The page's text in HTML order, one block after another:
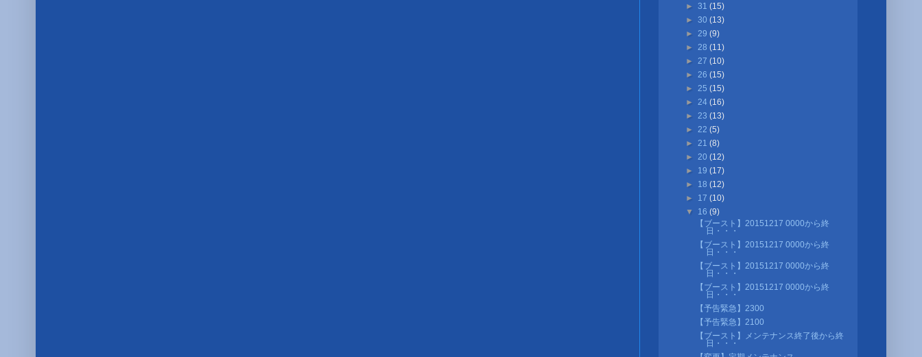
► 31 (15)
► 30 (13)
► 29 (9)
► 28 (11)
► 27 (10)
► 26 (15)
► 25 (15)
► 24 (16)
► 23 (13)
► 22 (5)
► 21 (8)
► 20 (12)
► 19 (17)
► 18 (12)
► 17 (10)
▼ 16 (9)
【ブースト】20151217 0000から終
日・・・
【ブースト】20151217 0000から終
日・・・
【ブースト】20151217 0000から終
日・・・
【ブースト】20151217 0000から終
日・・・
【予告緊急】2300
【予告緊急】2100
【ブースト】メンテナンス終了後から終
日・・・